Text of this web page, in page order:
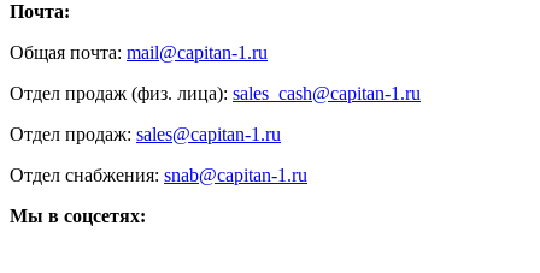
Почта:
Общая почта: mail@capitan-1.ru
Отдел продаж (физ. лица): sales_cash@capitan-1.ru
Отдел продаж: sales@capitan-1.ru
Отдел снабжения: snab@capitan-1.ru
Мы в соцсетях: